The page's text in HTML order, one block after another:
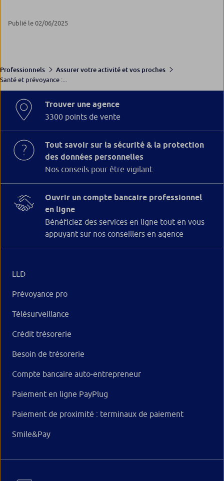
Publié le 02/06/2025
Professionnels
Assurer votre activité et vos proches
Santé et prévoyance :...
Trouver une agence
3300 points de vente
Tout savoir sur la sécurité & la protection
des données personnelles
Nos conseils pour être vigilant
Ouvrir un compte bancaire professionnel
en ligne
Bénéficiez des services en ligne tout en vous
appuyant sur nos conseillers en agence
LLD
Prévoyance pro
Télésurveillance
Crédit trésorerie
Besoin de trésorerie
Compte bancaire auto-entrepreneur
Paiement en ligne PayPlug
Paiement de proximité : terminaux de paiement
Smile&Pay